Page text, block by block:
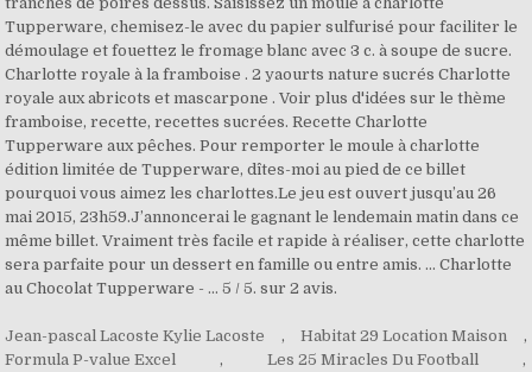
Jean-pascal Lacoste Kylie Lacoste , Habitat 29 Location Maison
,
Formula P-value Excel
, Les 25 Miracles Du Football ,